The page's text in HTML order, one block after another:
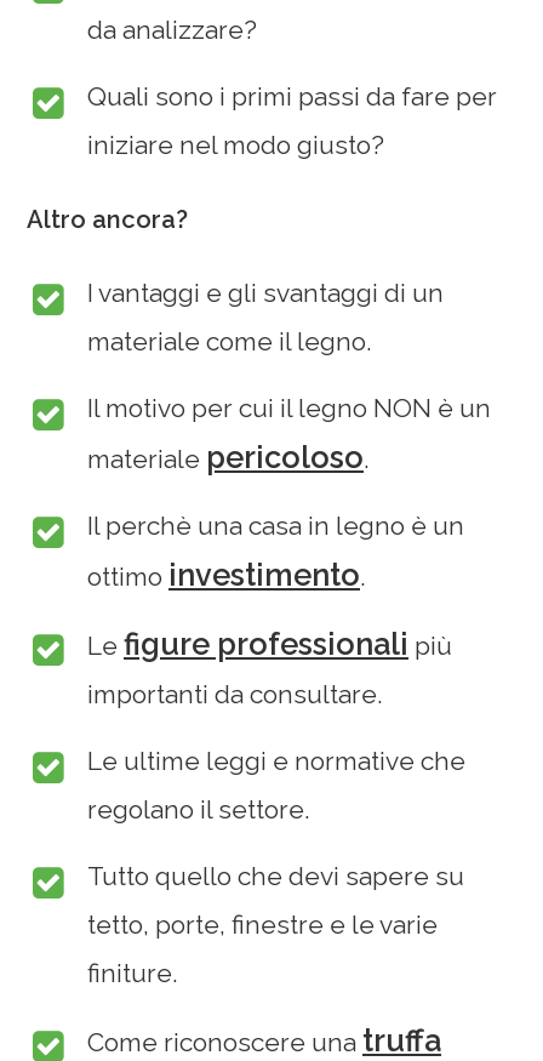
da analizzare?
Quali sono i primi passi da fare per
iniziare nel modo giusto?
Altro ancora?
I vantaggi e gli svantaggi di un
materiale come il legno.
Il motivo per cui il legno NON è un
materiale pericoloso.
Il perchè una casa in legno è un
ottimo investimento.
Le figure professionali più
importanti da consultare.
Le ultime leggi e normative che
regolano il settore.
Tutto quello che devi sapere su
tetto, porte, finestre e le varie
finiture.
Come riconoscere una truffa